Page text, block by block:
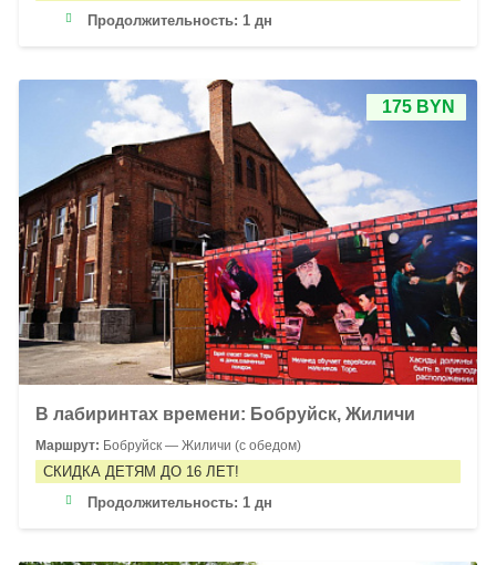
Продолжительность: 1 дн
175 BYN
В лабиринтах времени: Бобруйск, Жиличи
Маршрут: Бобруйск — Жиличи (с обедом)
СКИДКА ДЕТЯМ ДО 16 ЛЕТ!
Продолжительность: 1 дн